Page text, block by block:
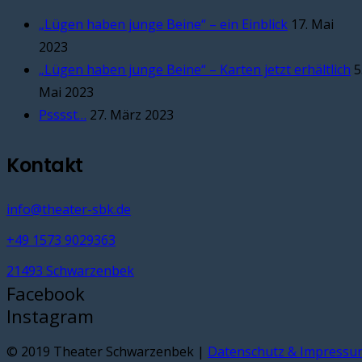
„Lügen haben junge Beine“ – ein Einblick 17. Mai
2023
„Lügen haben junge Beine“ – Karten jetzt erhältlich
Mai 2023
Psssst… 27. März 2023
Kontakt
info@theater-sbk.de
+49 1573 9029363
21493 Schwarzenbek
Facebook
Instagram
© 2019 Theater Schwarzenbek | Datenschutz &